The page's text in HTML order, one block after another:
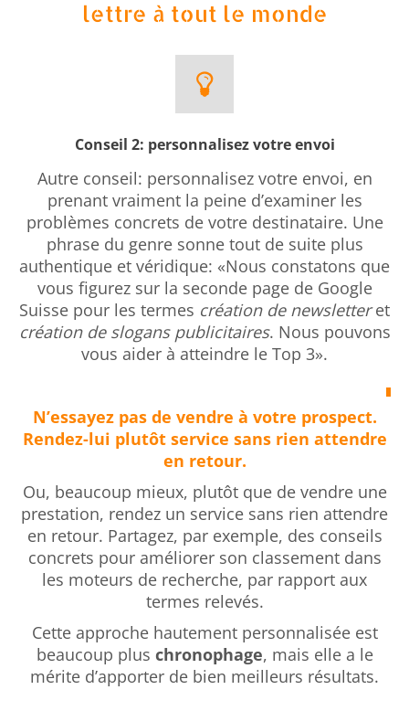
lettre à tout le monde
Conseil 2: personnalisez votre envoi
Autre conseil: personnalisez votre envoi, en
prenant vraiment la peine d’examiner les
problèmes concrets de votre destinataire. Une
phrase du genre sonne tout de suite plus
authentique et véridique: «Nous constatons que
vous figurez sur la seconde page de Google
Suisse pour les termes création de newsletteret
création de slogans publicitaires. Nous pouvons
vous aider à atteindre le Top 3».
N’essayez pas de vendre à votre prospect.
Rendez-lui plutôt service sans rien attendre
en retour.
Ou, beaucoup mieux, plutôt que de vendre une
prestation, rendez un service sans rien attendre
en retour. Partagez, par exemple, des conseils
concrets pour améliorer son classement dans
les moteurs de recherche, par rapport aux
termes relevés.
Cette approche hautement personnalisée est
beaucoup plus chronophage, mais elle a le
mérite d’apporter de bien meilleurs résultats.